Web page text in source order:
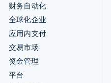
财务自动化
全球化企业
应用内支付
交易市场
资金管理
平台